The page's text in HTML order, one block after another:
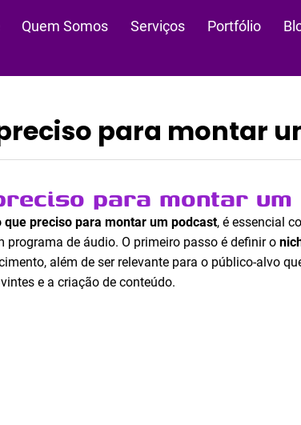
Quem Somos Serviços Portfólio
para montar
para montar um
que preciso para montar um podcast, é essencial
programa de áudio. O primeiro passo é definir o
além de ser relevante para o público-alvo
e a criação de conteúdo.